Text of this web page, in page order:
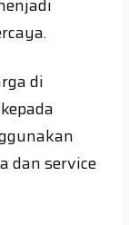
di
dan service